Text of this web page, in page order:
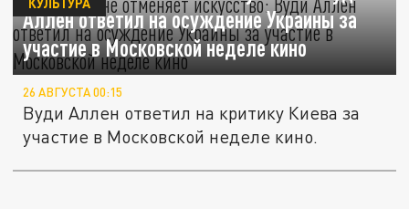
Аллен ответил на осуждение Украины за
участие в Московской неделе кино
26 АВГУСТА 00:15
Вуди Аллен ответил на критику Киева за
участие в Московской неделе кино.